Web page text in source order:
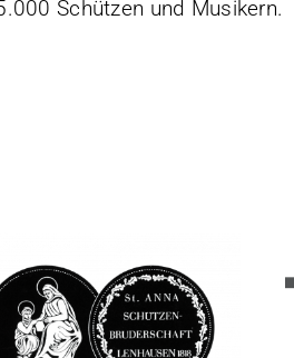
Schützen und Musikern.